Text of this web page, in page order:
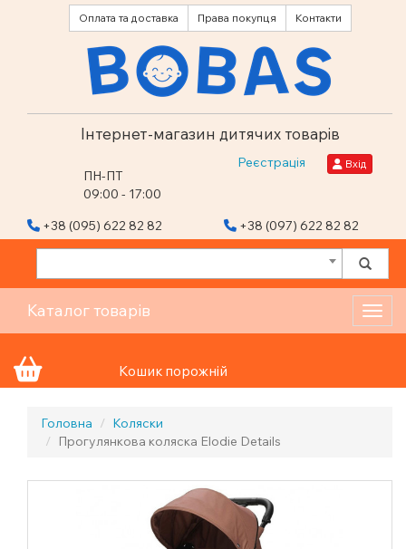
Оплата та доставка Права покупця Контакти
Інтернет-магазин дитячих товарів
ПН-ПТ
09:00 - 17:00
Реєстрація Вхід
+38 (095) 622 82 82 +38 (097) 622 82 82
Каталог товарів
Кошик порожній
Головна
Коляски
Прогулянкова коляска Elodie Details